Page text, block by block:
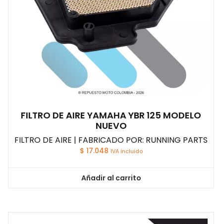
FILTRO DE AIRE YAMAHA YBR 125 MODELO
NUEVO
FILTRO DE AIRE | FABRICADO POR: RUNNING PARTS
$ 17.048 IVA incluido
Añadir al carrito